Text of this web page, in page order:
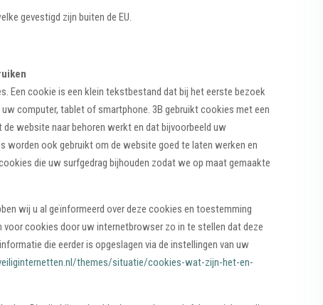
gevestigd zijn buiten de EU.
Een cookie is een klein tekstbestand dat bij het eerste bezoek
computer, tablet of smartphone. 3B gebruikt cookies met een
website naar behoren werkt en dat bijvoorbeeld uw
worden ook gebruikt om de website goed te laten werken en
die uw surfgedrag bijhouden zodat we op maat gemaakte
wij u al geïnformeerd over deze cookies en toestemming
voor cookies door uw internetbrowser zo in te stellen dat deze
die eerder is opgeslagen via de instellingen van uw
themes/situatie/cookies-wat-zijn-het-en-